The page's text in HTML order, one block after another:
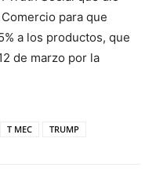
para que
a los productos, que
de marzo por la
T MEC TRUMP